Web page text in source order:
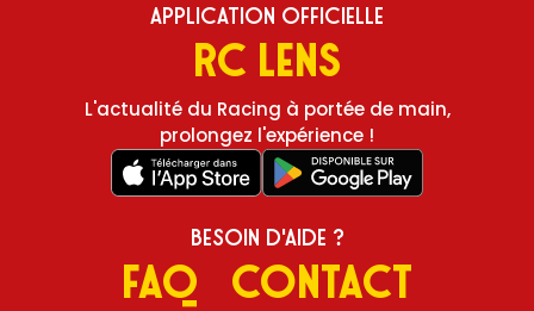
Application Officielle
RC Lens
L'actualité du Racing à portée de main,
prolongez l'expérience !
Besoin d'aide ?
FAQ Contact